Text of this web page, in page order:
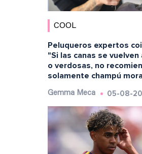
COOL
Peluqueros expertos
"Si las canas se vuelven
o verdosas, no
solamente champú
Gemma Meca 05-08-